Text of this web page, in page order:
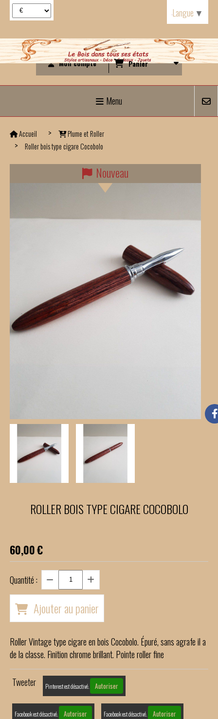
Mon compte Panier
Menu
Accueil
Plume et Roller
Roller bois type cigare Cocobolo
Nouveau
ROLLER BOIS TYPE CIGARE COCOBOLO
60,00€
Quantité :
Ajouter au panier
Roller Vintage type cigare en bois Cocobolo. Épuré, sans agrafe il a
de la classe. Finition chrome brillant. Pointe roller fine
Tweeter Pinterest est désactivé. Autoriser
Facebook est désactivé. Autoriser Facebook est désactivé. Autoriser
Langue ▼
Panneau de gestion des cookies